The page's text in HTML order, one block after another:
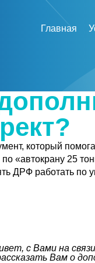
Главная
который
«автокрану 25
ДРФ работать по
с Вами на
Вам о